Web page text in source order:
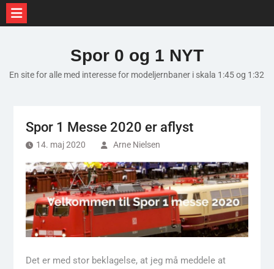
Spor 0 og 1 NYT
En site for alle med interesse for modeljernbaner i skala 1:45 og 1:32
Spor 1 Messe 2020 er aflyst
14. maj 2020 Arne Nielsen
Det er med stor beklagelse, at jeg må meddele at